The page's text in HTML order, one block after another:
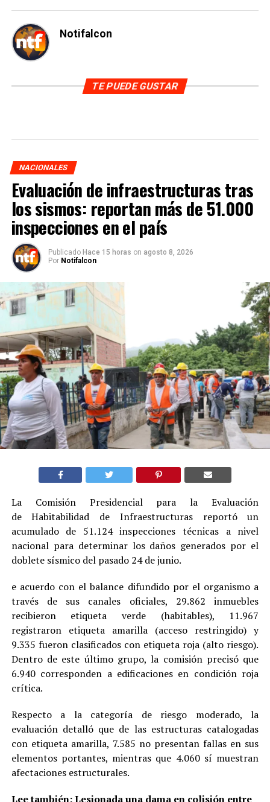
Notifalcon
TE PUEDE GUSTAR
NACIONALES
Evaluación de infraestructuras tras
los sismos: reportan más de 51.000
inspecciones en el país
Publicado Hace 15 horas on agosto 8, 2026
Por Notifalcon
La Comisión Presidencial para la Evaluación
de Habitabilidad de Infraestructuras reportó un
acumulado de 51.124 inspecciones técnicas a nivel
nacional para determinar los daños generados por el
doblete sísmico del pasado 24 de junio.
e acuerdo con el balance difundido por el organismo a
través de sus canales oficiales, 29.862 inmuebles
recibieron etiqueta verde (habitables), 11.967
registraron etiqueta amarilla (acceso restringido) y
9.335 fueron clasificados con etiqueta roja (alto riesgo).
Dentro de este último grupo, la comisión precisó que
6.940 corresponden a edificaciones en condición roja
crítica.
Respecto a la categoría de riesgo moderado, la
evaluación detalló que de las estructuras catalogadas
con etiqueta amarilla, 7.585 no presentan fallas en sus
elementos portantes, mientras que 4.060 sí muestran
afectaciones estructurales.
Lee también:Lesionada una dama en colisión entre